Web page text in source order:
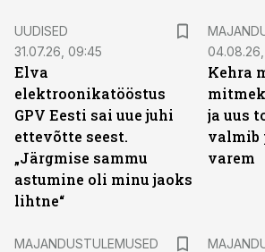
UUDISED
31.07.26, 09:45
Elva
elektroonikatööstus
GPV Eesti sai uue juhi
ettevõtte seest.
„Järgmise sammu
astumine oli minu jaoks
lihtne“
04.08.26,
Kehra
ja uus
valmib
varem
MAJANDUSTULEMUSED